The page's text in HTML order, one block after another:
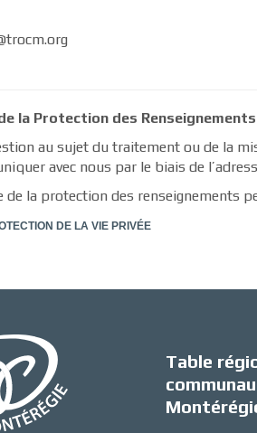
la Protection des
au sujet du traitement ou de la
avec nous par le biais de
de la protection des renseignements
DE LA VIE PRIVÉE
Table